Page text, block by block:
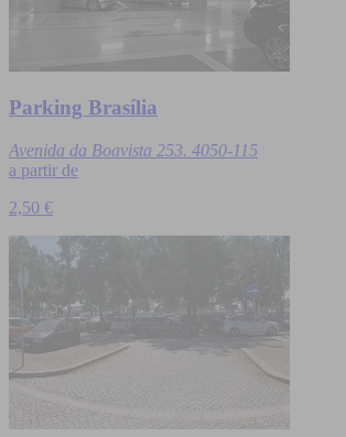
Parking Brasília
Avenida da Boavista 253. 4050-115
a partir de
2,50 €